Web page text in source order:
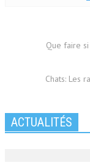
Que faire
Chats: Les
ACTUALITÉS